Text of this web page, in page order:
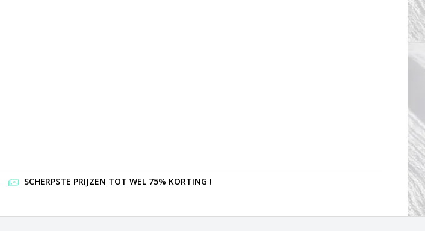
SCHERPSTE PRIJZEN TOT WEL 75% KORTING !